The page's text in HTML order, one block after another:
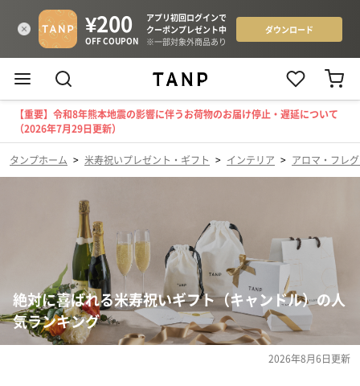
【重要】令和8年熊本地震の影響に伴うお荷物のお届け停止・遅延について
（2026年7月29日更新）
タンプホーム > 米寿祝いプレゼント・ギフト > インテリア > アロマ・フレ
絶対に喜ばれる米寿祝いギフト（キャンドル）の人
気ランキング
2026年8月6日更新